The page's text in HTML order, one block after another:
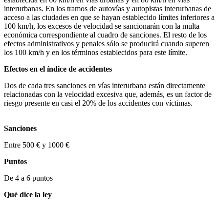
interurbanas. En los tramos de autovías y autopistas interurbanas de
acceso a las ciudades en que se hayan establecido límites inferiores a
100 km/h, los excesos de velocidad se sancionarán con la multa
económica correspondiente al cuadro de sanciones. El resto de los
efectos administrativos y penales sólo se producirá cuando superen
los 100 km/h y en los términos establecidos para este límite.
Efectos en el índice de accidentes
Dos de cada tres sanciones en vías interurbana están directamente
relacionadas con la velocidad excesiva que, además, es un factor de
riesgo presente en casi el 20% de los accidentes con víctimas.
Sanciones
Entre 500 € y 1000 €
Puntos
De 4 a 6 puntos
Qué dice la ley